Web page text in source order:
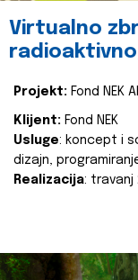
Virtualno
Projekt: Fond NEK
Klijent: Fond NEK
Usluge: koncept i
dizajn,
Realizacija: travanj